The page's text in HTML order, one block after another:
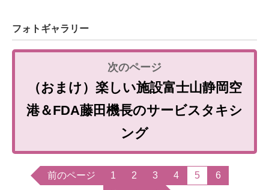
フォトギャラリー
（おまけ）楽しい施設富士山静岡空
港＆FDA藤田機長のサービスタキシ
ング
前のページ 1 2 3 4 5
6